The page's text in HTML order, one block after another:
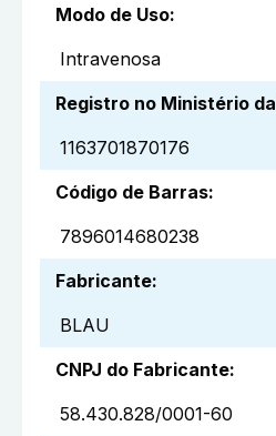
Modo de Uso:
Intravenosa
Registro no Ministério
1163701870176
Código de Barras:
7896014680238
Fabricante:
BLAU
CNPJ do Fabricante:
58.430.828/0001-60